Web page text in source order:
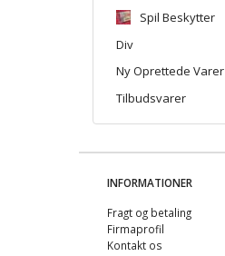
Spil Beskytter
Div
Ny Oprettede Varer
Tilbudsvarer
INFORMATIONER
Fragt og betaling
Firmaprofil
Kontakt os